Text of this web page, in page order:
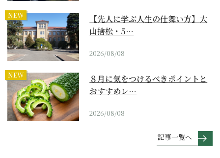
NEW
【先人に学ぶ人生の仕舞い方】大
山捨松・5…
2026/08/08
NEW
８月に気をつけるべきポイントと
おすすめレ…
2026/08/08
記事一覧へ